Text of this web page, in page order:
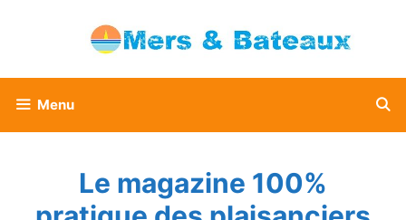
Menu
Le magazine 100%